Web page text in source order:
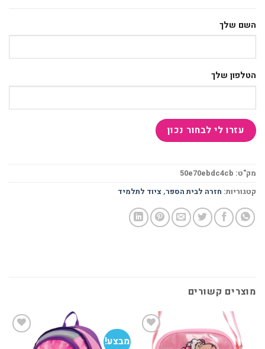
השם שלך
הטלפון שלך
מק"ט:50e70ebdc4cb
קטגוריות:חזרה לבית הספר,ציוד לתלמיד
מוצרים קשורים
מבצע!